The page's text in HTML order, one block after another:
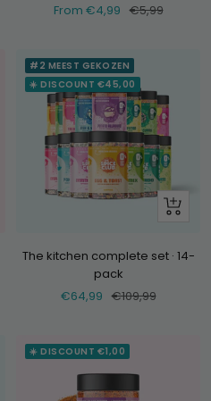
Selling
From €4,99 Normal
€5,99
#2 MEEST GEKOZEN
☀️ DISCOUNT €45,00
+
The kitchen complete set · 14-
pack
Selling
€64,99 Normal
€109,99
☀️ DISCOUNT €1,00